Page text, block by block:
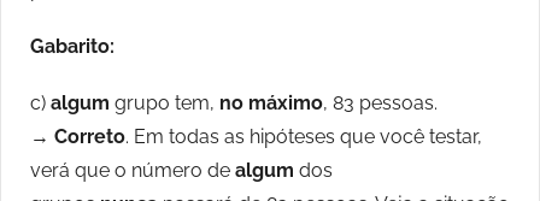
Gabarito:
c) algum grupo tem, no máximo, 83 pessoas.
→ Correto. Em todas as hipóteses que você testar,
verá que o número de algum dos